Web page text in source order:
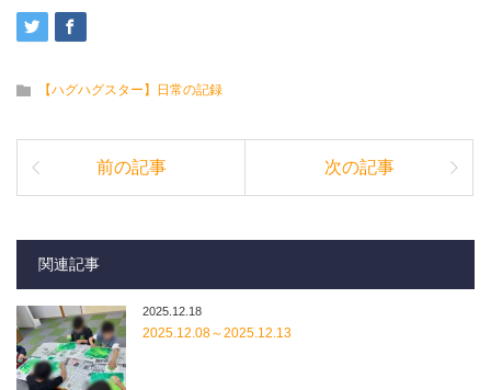
【ハグハグスター】日常の記録
前の記事 次の記事
関連記事
2025.12.18
2025.12.08～2025.12.13